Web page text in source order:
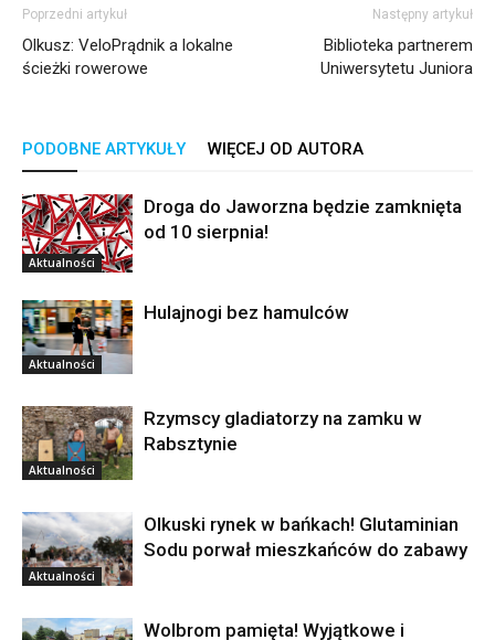
Poprzedni artykuł
Olkusz: VeloPrądnik a lokalne
ścieżki rowerowe
Następny artykuł
Biblioteka partnerem
Uniwersytetu Juniora
PODOBNE ARTYKUŁY WIĘCEJ OD AUTORA
Aktualności
Droga do Jaworzna będzie zamknięta
od 10 sierpnia!
Aktualności
Hulajnogi bez hamulców
Aktualności
Rzymscy gladiatorzy na zamku w
Rabsztynie
Aktualności
Olkuski rynek w bańkach! Glutaminian
Sodu porwał mieszkańców do zabawy
Wolbrom pamięta! Wyjątkowe i